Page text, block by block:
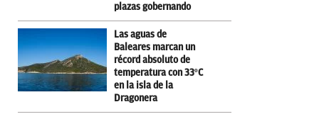
plazas gobernando
Las aguas de
Baleares marcan un
récord absoluto de
temperatura con 33ºC
en la isla de la
Dragonera